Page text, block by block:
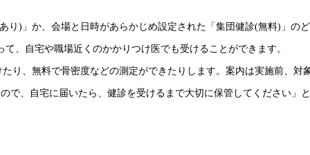
)」か、会場と日時があらかじめ設定された「集団健診(無料)」の
、自宅や職場近くのかかりつけ医でも受けることができます。
り、無料で骨密度などの測定ができたりします。案内は実施前、対
で、自宅に届いたら、健診を受けるまで大切に保管してください」